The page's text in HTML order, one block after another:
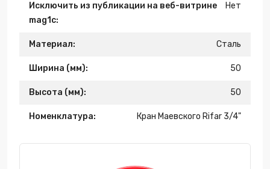
Исключить из публикации на веб-витрине
mag1c:
Нет
Материал: Сталь
Ширина (мм): 50
Высота (мм): 50
Номенклатура: Кран Маевского Rifar 3/4"